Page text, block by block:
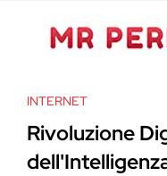
INTERNET
Rivoluzione